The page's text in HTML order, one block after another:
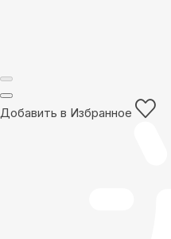
Добавить в Избранное